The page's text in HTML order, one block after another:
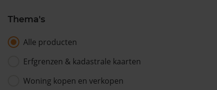
Thema's
Alle producten
Erfgrenzen & kadastrale kaarten
Woning kopen en verkopen